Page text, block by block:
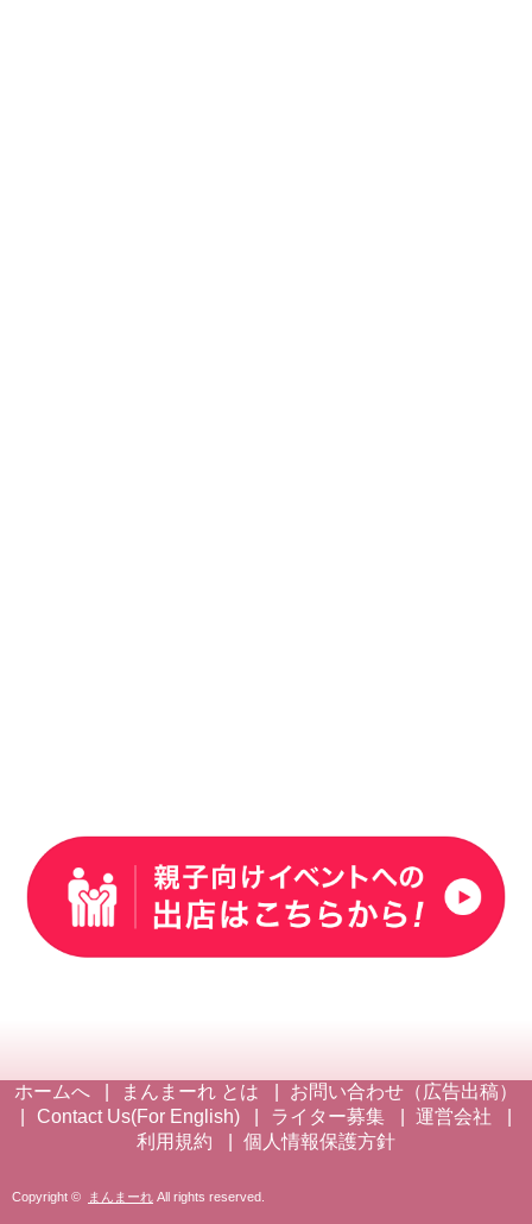
ホームへ まんまーれ とは
お問い合わせ（広告出稿）
Contact Us(For English)
ライター募集
運営会社
利用規約
個人情報保護方針
Copyright © まんまーれ All rights reserved.